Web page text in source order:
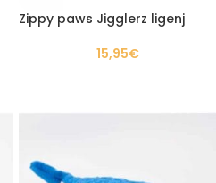
Zippy paws Jigglerz ligenj
15,95€